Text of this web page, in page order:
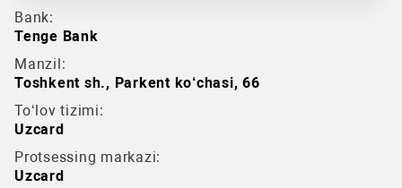
Bank:
Tenge Bank
Manzil:
Toshkent sh., Parkent ko‘chasi, 66
To‘lov tizimi:
Uzcard
Protsessing markazi:
Uzcard